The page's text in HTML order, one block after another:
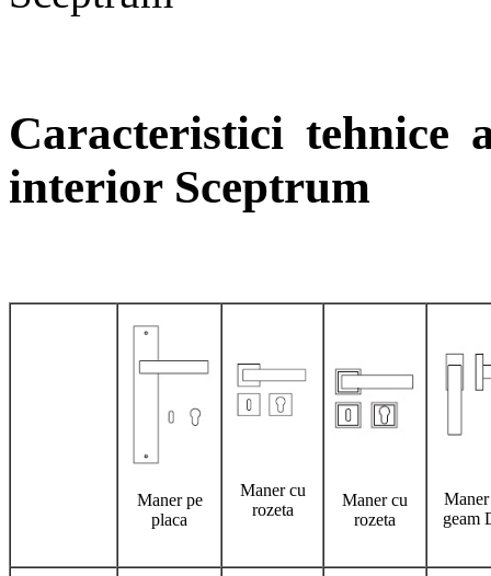
Caracteristici tehnice
interior Sceptrum
Maner pe
placa
Maner cu
rozeta
Maner cu
rozeta
geam